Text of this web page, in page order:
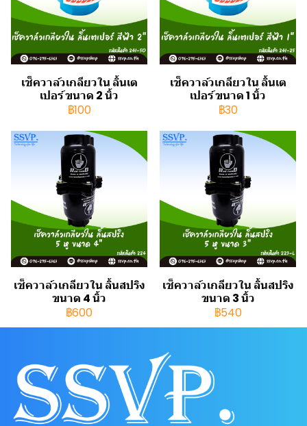
เช็ควาล์วเกลียวใน ลิ้นเต
เปอร์ ขนาด 2 นิ้ว
฿100
เช็ควาล์วเกลียวใน ลิ้นเต
เปอร์ ขนาด 1 นิ้ว
฿30
เช็ควาล์วเกลียวใน ลิ้นสปริง
ขนาด 4 นิ้ว
฿600
เช็ควาล์วเกลียวใน ลิ้นสปริง
ขนาด 3 นิ้ว
฿540